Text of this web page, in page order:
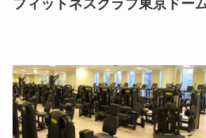
フィットネスクラブ東京ドー